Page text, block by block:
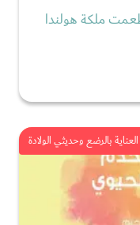
ملكة هولندا
العناية بالرضع وحديثي الولادة